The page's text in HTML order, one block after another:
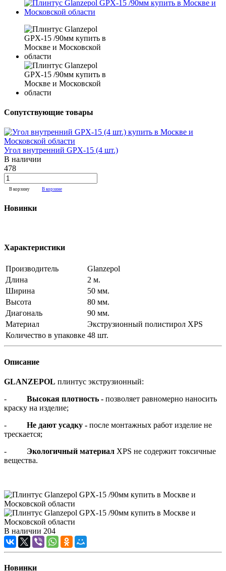
Сопутствующие товары
Угол внутренний GPX-15 (4 шт.)
В наличии
478
В корзину В корзине
Новинки
Характеристики
Производитель
Glanzepol
Длина
2 м.
Ширина
50 мм.
Высота
80 мм.
Диагональ
90 мм.
Материал
Экструзионный полистирол XPS
Количество в упаковке 48 шт.
Описание
GLANZEPOL плинтус экструзионный:
- Высокая плотность - позволяет равномерно наносить
краску на изделие;
- Не дают усадку - после монтажных работ изделие не
трескается;
- Экологичный материал XPS не содержит токсичные
вещества.
В наличии 204
Новинки